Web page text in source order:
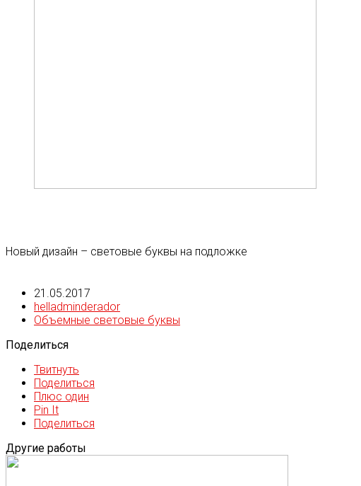
Новый дизайн – световые буквы на подложке
21.05.2017
helladminderador
Объемные световые буквы
Поделиться
Твитнуть
Поделиться
Плюс один
Pin It
Поделиться
Другие работы